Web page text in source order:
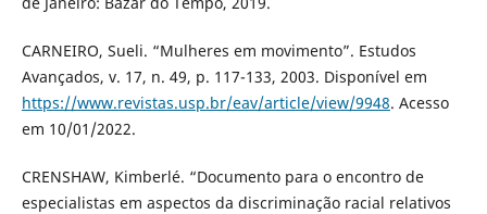
CARNEIRO, Sueli. “Mulheres em movimento”. Estudos
Avançados, v. 17, n. 49, p. 117-133, 2003. Disponível em
https://www.revistas.usp.br/eav/article/view/9948. Acesso
em 10/01/2022.
CRENSHAW, Kimberlé. “Documento para o encontro de
especialistas em aspectos da discriminação racial relativos